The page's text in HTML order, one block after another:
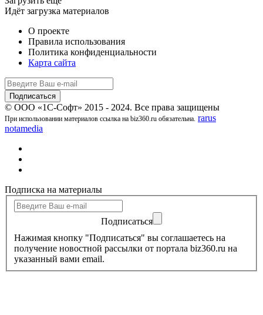
Идёт загрузка материалов
О проекте
Правила использования
Политика конфиденциальности
Карта сайта
© ООО «1С-Софт» 2015 - 2024. Все права защищены
При использовании материалов ссылка на biz360.ru обязательна. rarus
notamedia
Подписка на материалы
Подписаться
Нажимая кнопку "Подписаться" вы соглашаетесь на
получение новостной рассылки от портала biz360.ru на
указанный вами email.